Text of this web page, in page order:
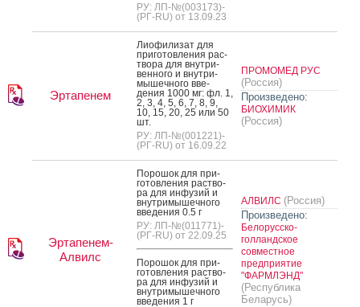
РУ: ЛП-№(003173)-
(РГ-RU) от 13.09.23
Эртапенем
Ли­офи­лизат для
при­готов­ле­ния рас­
тво­ра для внут­ри­
вен­но­го и внут­ри­
мышеч­но­го вве­
дения 1000 мг: фл. 1,
2, 3, 4, 5, 6, 7, 8, 9,
10, 15, 20, 25 или 50
шт.
РУ: ЛП-№(001221)-
(РГ-RU) от 16.09.22
ПРОМОМЕД РУС
(Россия)
Произведено:
БИОХИМИК
(Россия)
Эртапенем-
Алвилс
По­рошок для при­
готов­ле­ния рас­тво­
ра для ин­фу­зий и
внут­ри­мышеч­но­го
вве­дения 0.5 г
РУ: ЛП-№(011771)-
(РГ-RU) от 22.09.25
По­рошок для при­
готов­ле­ния рас­тво­
ра для ин­фу­зий и
внут­ри­мышеч­но­го
вве­дения 1 г
АЛВИЛС (Россия)
Произведено:
Белорусско-
голландское
совместное
предприятие
"ФАРМЛЭНД"
(Республика
Беларусь)